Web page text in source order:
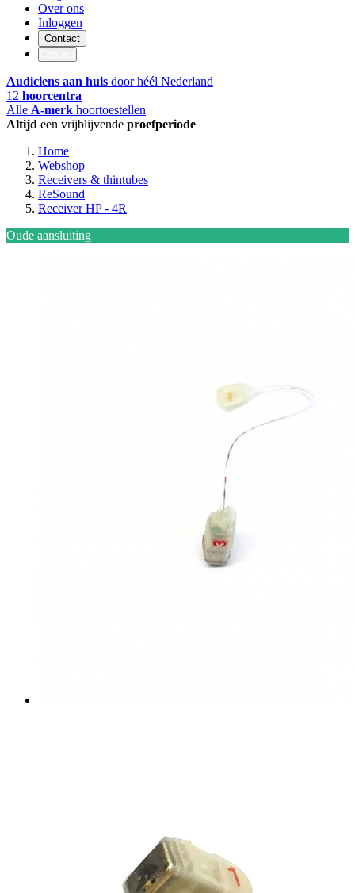
Over ons
Inloggen
Contact
Audiciens aan huis door héél Nederland
12 hoorcentra
Alle A-merk hoortoestellen
Altijd een vrijblijvende proefperiode
Home
Webshop
Receivers & thintubes
ReSound
Receiver HP - 4R
Oude aansluiting